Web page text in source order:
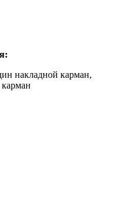
накладной карман,